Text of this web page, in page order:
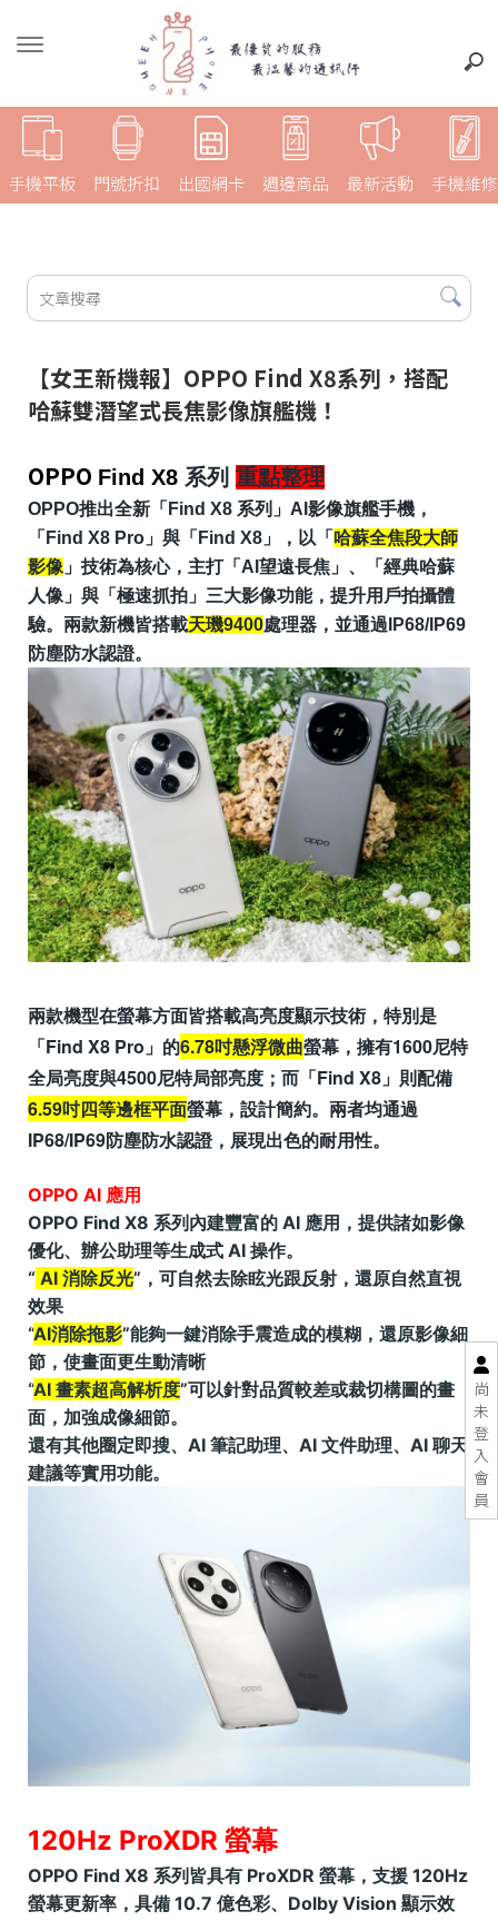
尚
未
登
入
會
員
手機平板 門號折扣 週邊商品 最新活動 手機維修
出國網卡
【女王新機報】OPPO Find X8系列，搭配
哈蘇雙潛望式長焦影像旗艦機！
OPPO Find X8 系列重點整理
OPPO推出全新「Find X8 系列」AI影像旗艦手機，
「Find X8 Pro」與「Find X8」，以「 哈蘇全焦段大師
影像 」技術為核心，主打「 AI望遠長焦 」 、 「經典哈蘇
人像 」與 「極速抓拍 」 三大影像功能，提升用戶拍攝體
驗。兩款新機皆搭載天璣9400處理器，並通過IP68/IP69
防塵防水認證。
兩款機型在螢幕方面皆搭載高亮度顯示技術，特別是
「Find X8 Pro」的6.78吋懸浮微曲螢幕，擁有1600尼特
全局亮度與4500尼特局部亮度；而「Find X8」則配備
6.59吋四等邊框平面螢幕，設計簡約。兩者均通過
IP68/IP69防塵防水認證，展現出色的耐用性。
OPPO AI 應用
OPPO Find X8 系列內建豐富的 AI 應用，提供諸如影像
優化、辦公助理等生成式 AI 操作。
AI 消除反光
，可自然去除眩光跟反射，還原自然直視
效果
AI消除拖影 能夠一鍵消除手震造成的模糊，還原影像細
節，使畫面更生動清晰
AI 畫素超高解析度 可以針對品質較差或裁切構圖的畫
面，加強成像細節。
還有其他圈定即搜、AI 筆記助理、AI 文件助理、AI 聊天
建議等實用功能。
120Hz ProXDR 螢幕
OPPO Find X8 系列皆具有 ProXDR 螢幕，支援 120Hz
螢幕更新率，具備 10.7 億色彩、Dolby Vision 顯示效